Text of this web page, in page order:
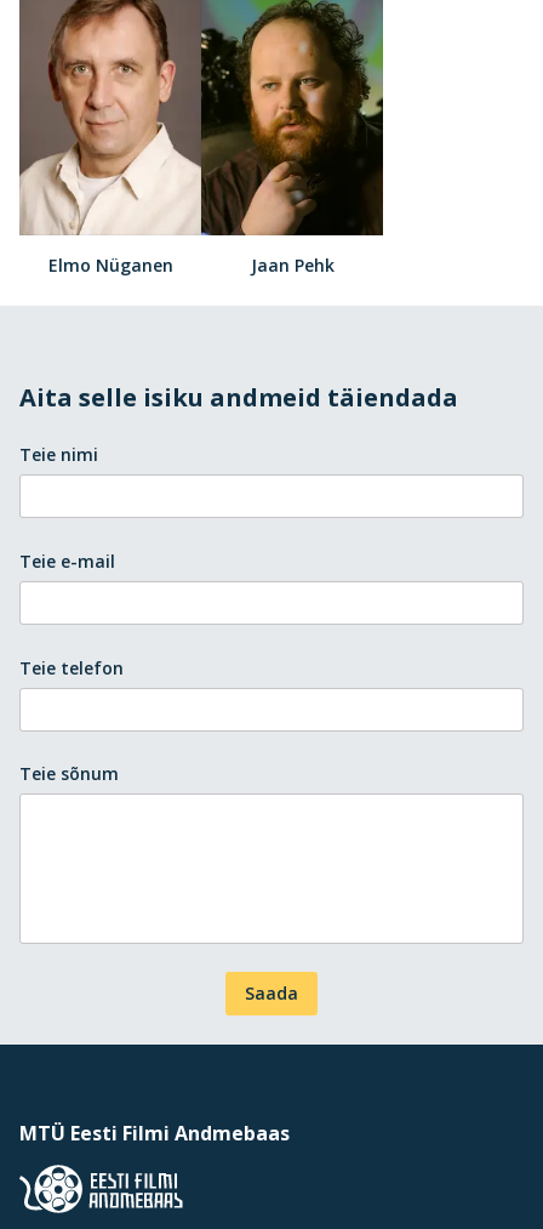
Elmo Nüganen Jaan Pehk
Aita selle isiku andmeid täiendada
Teie nimi
Teie e-mail
Teie telefon
Teie sõnum
Saada
MTÜ Eesti Filmi Andmebaas